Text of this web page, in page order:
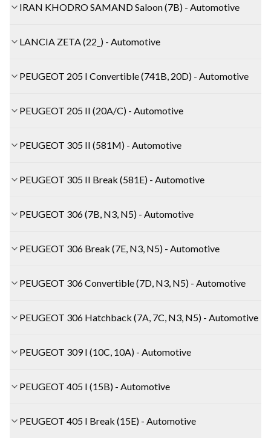
IRAN KHODRO SAMAND Saloon (7B) - Automotive
LANCIA ZETA (22_) - Automotive
PEUGEOT 205 I Convertible (741B, 20D) - Automotive
PEUGEOT 205 II (20A/C) - Automotive
PEUGEOT 305 II (581M) - Automotive
PEUGEOT 305 II Break (581E) - Automotive
PEUGEOT 306 (7B, N3, N5) - Automotive
PEUGEOT 306 Break (7E, N3, N5) - Automotive
PEUGEOT 306 Convertible (7D, N3, N5) - Automotive
PEUGEOT 306 Hatchback (7A, 7C, N3, N5) - Automotive
PEUGEOT 309 I (10C, 10A) - Automotive
PEUGEOT 405 I (15B) - Automotive
PEUGEOT 405 I Break (15E) - Automotive